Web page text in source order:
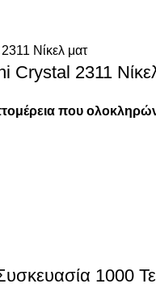
Crystal 2311
που
1000